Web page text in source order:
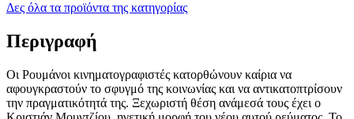
Δες όλα τα προϊόντα της κατηγορίας
Περιγραφή
Οι Ρουμάνοι κινηματογραφιστές κατορθώνουν καίρια να
αφουγκραστούν το σφυγμό της κοινωνίας και να αντικατοπτρίσουν
την πραγματικότητά της. Ξεχωριστή θέση ανάμεσά τους έχει ο